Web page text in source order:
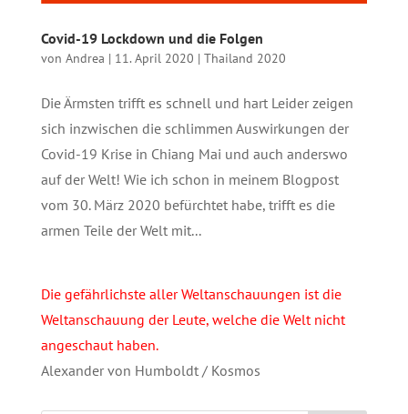
Covid-19 Lockdown und die Folgen
von Andrea | 11. April 2020 | Thailand 2020
Die Ärmsten trifft es schnell und hart Leider zeigen
sich inzwischen die schlimmen Auswirkungen der
Covid-19 Krise in Chiang Mai und auch anderswo
auf der Welt! Wie ich schon in meinem Blogpost
vom 30. März 2020 befürchtet habe, trifft es die
armen Teile der Welt mit...
Die gefährlichste aller Weltanschauungen ist die
Weltanschauung der Leute, welche die Welt nicht
angeschaut haben.
Alexander von Humboldt / Kosmos